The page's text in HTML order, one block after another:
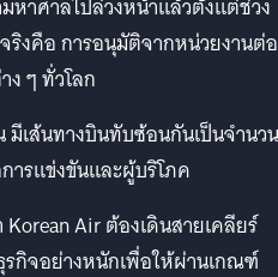
หาศาลไปล่วงหน้าแล้วตั้งแต่ช่วง
งคือ การอนุมัติจากหน่วยงานต่อ
ง ๆ ทั่วโลก
มีเส้นทางบินทับซ้อนกันเป็นจำนวน
รแข่งขันและผู้บริโภค
Air ต้องเดินสายเคลียร์
รกิจอย่างหนักเพื่อให้ผ่านเกณฑ์